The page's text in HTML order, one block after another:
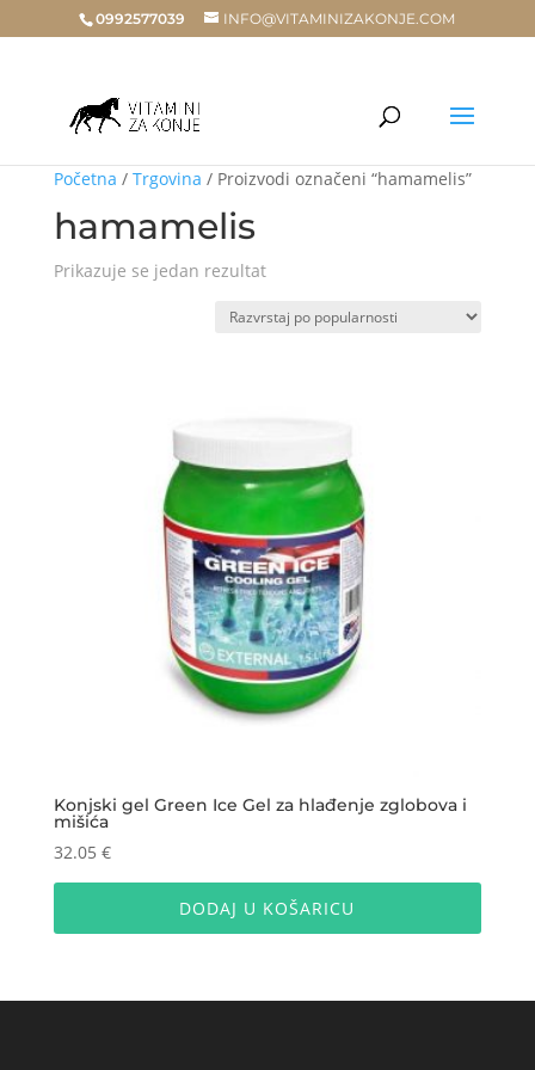
0992577039 INFO@VITAMINIZAKONJE.COM
Početna / Trgovina / Proizvodi označeni “hamamelis”
hamamelis
Prikazuje se jedan rezultat
Konjski gel Green Ice Gel za hlađenje zglobova i
mišića
32.05 €
DODAJ U KOŠARICU